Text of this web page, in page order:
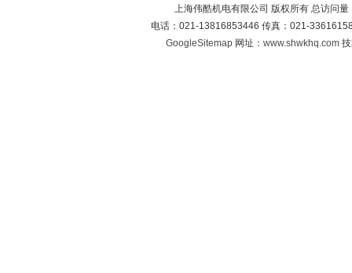
上海伟酷机电有限公司 版权所有 总访问量
电话：021-13816853446 传真：021-
GoogleSitemap 网址：www.shwkhq.com